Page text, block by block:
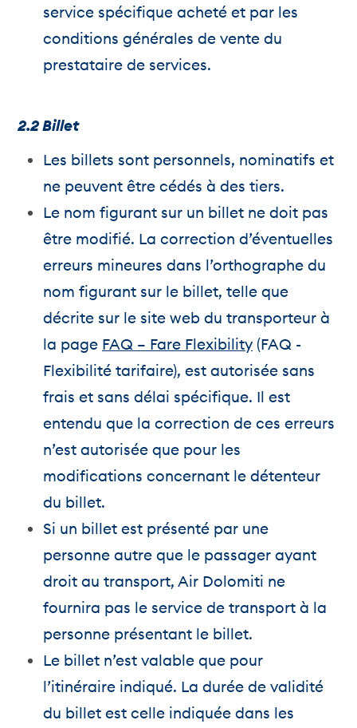
service spécifique acheté et par les
conditions générales de vente du
prestataire de services.
2.2 Billet
Les billets sont personnels, nominatifs et
ne peuvent être cédés à des tiers.
Le nom figurant sur un billet ne doit pas
être modifié. La correction d’éventuelles
erreurs mineures dans l’orthographe du
nom figurant sur le billet, telle que
décrite sur le site web du transporteur à
la page FAQ – Fare Flexibility(FAQ -
Flexibilité tarifaire), est autorisée sans
frais et sans délai spécifique. Il est
entendu que la correction de ces erreurs
n’est autorisée que pour les
modifications concernant le détenteur
du billet.
Si un billet est présenté par une
personne autre que le passager ayant
droit au transport, Air Dolomiti ne
fournira pas le service de transport à la
personne présentant le billet.
Le billet n’est valable que pour
l’itinéraire indiqué. La durée de validité
du billet est celle indiquée dans les